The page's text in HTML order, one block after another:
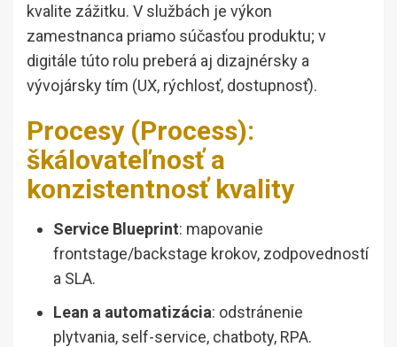
kvalite zážitku. V službách je výkon
zamestnanca priamo súčasťou produktu; v
digitále túto rolu preberá aj dizajnérsky a
vývojársky tím (UX, rýchlosť, dostupnosť).
Procesy (Process):
škálovateľnosť a
konzistentnosť kvality
Service Blueprint: mapovanie
frontstage/backstage krokov, zodpovedností
a SLA.
Lean a automatizácia: odstránenie
plytvania, self-service, chatboty, RPA.